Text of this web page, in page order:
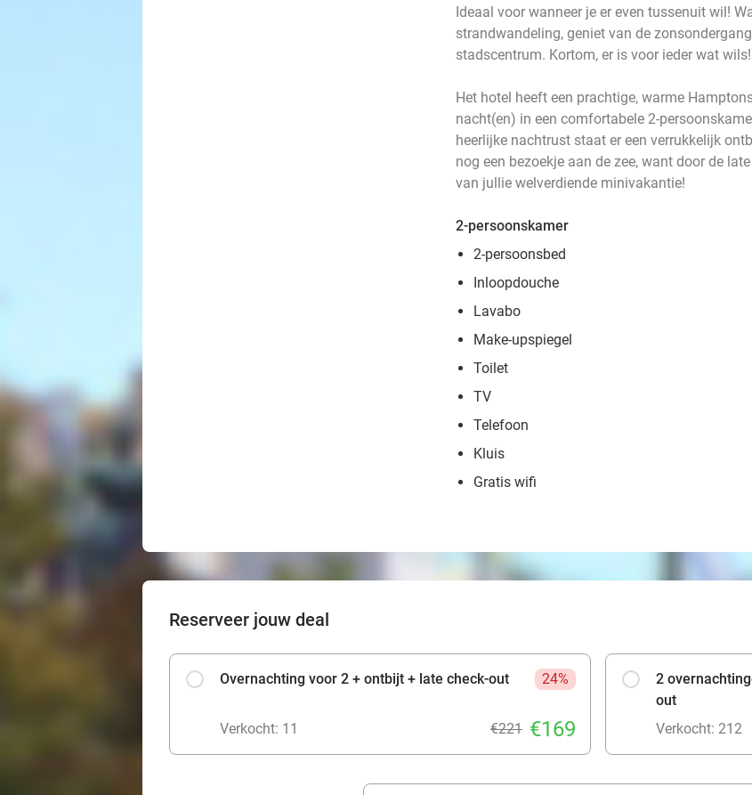
Ideaal voor wanneer je er even tussenuit wil!
strandwandeling, geniet van de
stadscentrum. Kortom, er is voor ieder wat wils!
Het hotel heeft een prachtige, warme
nacht(en) in een comfortabele 2-
heerlijke nachtrust staat er een verrukkelijk
nog een bezoekje aan de zee, want door de
van jullie welverdiende minivakantie!
2-persoonskamer
2-persoonsbed
Inloopdouche
Lavabo
Make-upspiegel
Toilet
TV
Telefoon
Kluis
Gratis wifi
Reserveer jouw deal
Overnachting voor 2 + ontbijt + late check-out 24%
Verkocht: 11 €221 €169
2
out
Verkocht: 212